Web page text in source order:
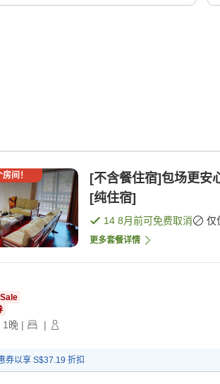
间！
[不含餐住宿]包场更安
[纯住宿]
14 8月前可免费取消 仅
更多套餐详情
1晚 | |
券以享 S$37.19 折扣